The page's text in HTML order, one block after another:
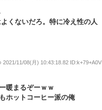
くないだろ。特に冷え性の人
2021/11/08(月) 10:43:18.82 ID:k+79+A0V
暖まるぞーｗｗ
ホットコーヒー派の俺